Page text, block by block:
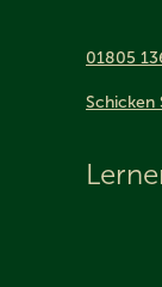
01805
Schicken